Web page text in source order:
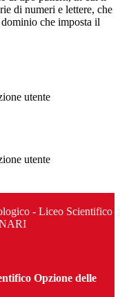
di numeri e lettere, che
che imposta il
utente
utente
- Liceo Scientifico
Opzione delle